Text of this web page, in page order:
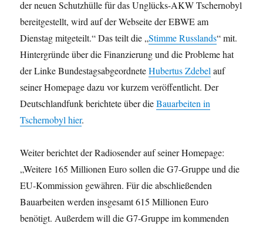
der neuen Schutzhülle für das Unglücks-AKW Tschernobyl
bereitgestellt, wird auf der Webseite der EBWE am
Dienstag mitgeteilt.“ Das teilt die „Stimme Russlands“ mit.
Hintergründe über die Finanzierung und die Probleme hat
der Linke BundestagsabgeordneteHubertus Zdebel auf
seiner Homepage dazu vor kurzem veröffentlicht. Der
Deutschlandfunk berichtete über dieBauarbeiten in
Tschernobyl hier.
Weiter berichtet der Radiosender auf seiner Homepage:
„Weitere 165 Millionen Euro sollen die G7-Gruppe und die
EU-Kommission gewähren. Für die abschließenden
Bauarbeiten werden insgesamt 615 Millionen Euro
benötigt. Außerdem will die G7-Gruppe im kommenden